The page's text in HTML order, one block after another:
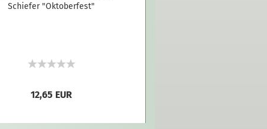
Schiefer "Oktoberfest"
12,65 EUR